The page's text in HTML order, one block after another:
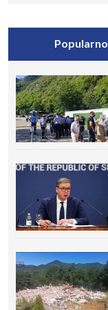
Popularno